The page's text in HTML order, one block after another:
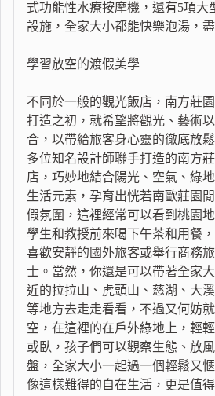
式功能性水療按摩機，還有5項大
設施，全家大小都能快樂泡湯，
學習放空的渡假美學
不同於一般的觀光飯店，南方莊
打造之初，就希望將觀光、藝術
合，以帶給旅客身心靈的徹底放
多位知名設計師聯手打造的南方
店，巧妙地結合陽光、空氣、綠
生活元素，孕育出恍若南歐莊園
假氛圍，這裡經常可以看到桃園
學生和教授前來喝下午茶和用餐
喜歡安靜的國外旅客或舉行商務
士。當然，你還是可以帶著全家
近的拉拉山、虎頭山、慈湖、大
等地方去走走看看，不過又何妨
空，在這裡的在戶外綠地上，輕
或臥，孩子們可以觀察生態、放
盤，全家大小一起過一個輕鬆又愜
像這樣難得的自在生活，更是值